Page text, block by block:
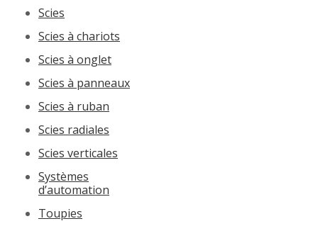
Scies
Scies à chariots
Scies à onglet
Scies à panneaux
Scies à ruban
Scies radiales
Scies verticales
Systèmes
d’automation
Toupies